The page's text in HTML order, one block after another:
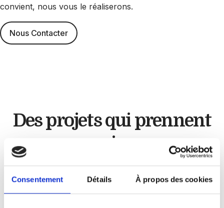
Consentement Détails À propos des cookies
convient, nous vous le réaliserons.
Nous Contacter
Des projets quiprennent
vie